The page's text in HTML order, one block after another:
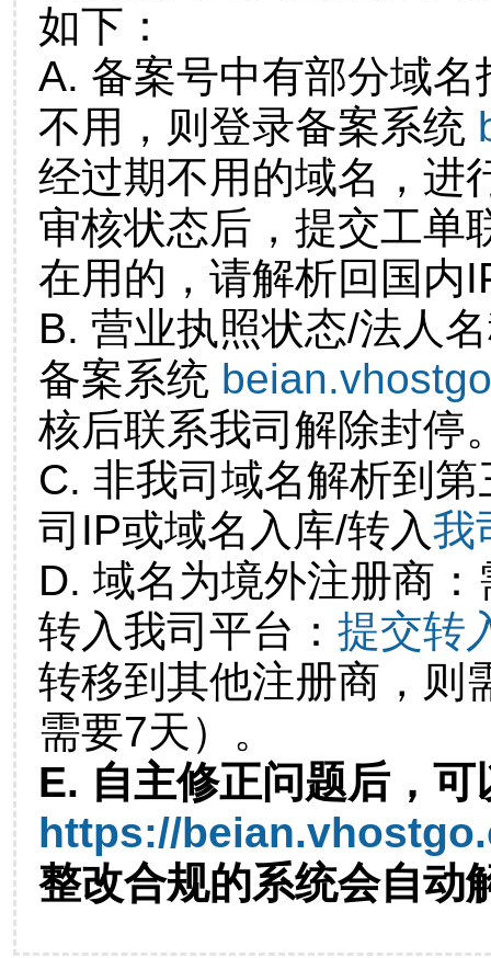
如下：
A. 备案号中有部分域
不用，则登录备案系统
经过期不用的域名，进
审核状态后，提交工单
在用的，请解析回国内
B. 营业执照状态/法人
备案系统
核后联系我司解除封停
C. 非我司域名解析到
司IP或域名入库/转入我
D. 域名为境外注册商
转入我司平台： 提交转
转移到其他注册商，则
需要7天）。
E. 自主修正问题后，可
https://
整改合规的系统会自动